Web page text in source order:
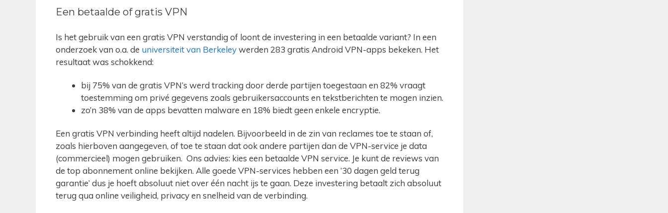
Een betaalde of gratis VPN
Is het gebruik van een gratis VPN verstandig of loont de investering in een betaalde variant? In een
onderzoek van o.a. de universiteit van Berkeleywerden 283 gratis Android VPN-apps bekeken. Het
resultaat was schokkend:
bij 75% van de gratis VPN’s werd tracking door derde partijen toegestaan en 82% vraagt
toestemming om privé gegevens zoals gebruikersaccounts en tekstberichten te mogen inzien.
zo’n 38% van de apps bevatten malware en 18% biedt geen enkele encryptie.
Een gratis VPN verbinding heeft altijd nadelen. Bijvoorbeeld in de zin van reclames toe te staan of,
zoals hierboven aangegeven, of toe te staan dat ook andere partijen dan de VPN-service je data
(commercieel) mogen gebruiken. Ons advies: kies een betaalde VPN service. Je kunt de reviews van
de top abonnement online bekijken. Alle goede VPN-services hebben een ’30 dagen geld terug
garantie’ dus je hoeft absoluut niet over één nacht ijs te gaan. Deze investering betaalt zich absoluut
terug qua online veiligheid, privacy en snelheid van de verbinding.